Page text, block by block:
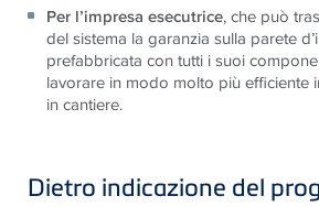
Per l’impresa esecutrice, che può
del sistema la garanzia sulla parete
prefabbricata con tutti i suoi
lavorare in modo molto più efficiente
in cantiere.
Dietro indicazione del